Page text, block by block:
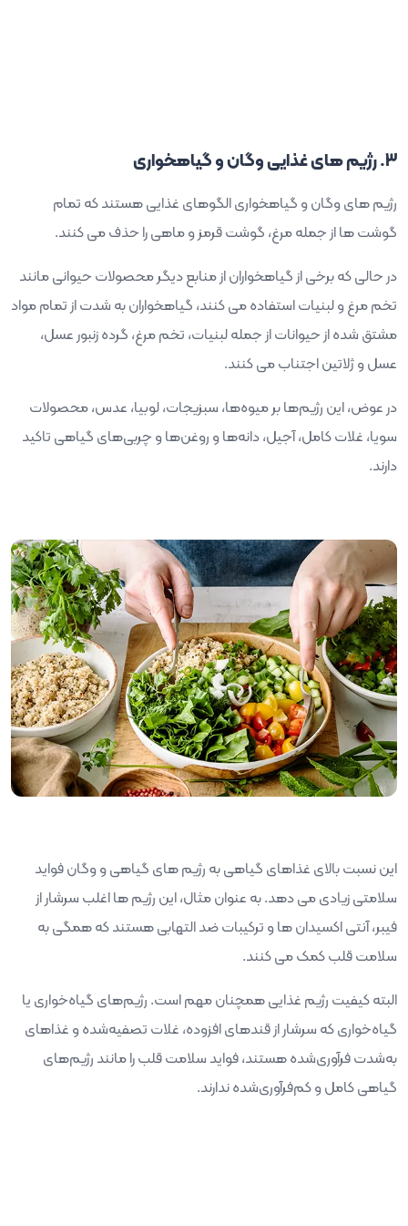
3. رژیم های غذایی وگان و گیاهخواری
رژیم های وگان و گیاهخواری الگوهای غذایی هستند که تمام
گوشت ها از جمله مرغ، گوشت قرمز و ماهی را حذف می کنند.
در حالی که برخی از گیاهخواران از منابع دیگر محصولات حیوانی مانند
تخم مرغ و لبنیات استفاده می کنند، گیاهخواران به شدت از تمام مواد
مشتق شده از حیوانات از جمله لبنیات، تخم مرغ، گرده زنبور عسل،
عسل و ژلاتین اجتناب می کنند.
در عوض، این رژیم‌ها بر میوه‌ها، سبزیجات، لوبیا، عدس، محصولات
سویا، غلات کامل، آجیل، دانه‌ها و روغن‌ها و چربی‌های گیاهی تاکید
دارند.
این نسبت بالای غذاهای گیاهی به رژیم های گیاهی و وگان فواید
سلامتی زیادی می دهد. به عنوان مثال، این رژیم ها اغلب سرشار از
فیبر، آنتی اکسیدان ها و ترکیبات ضد التهابی هستند که همگی به
سلامت قلب کمک می کنند.
البته کیفیت رژیم غذایی همچنان مهم است. رژیم‌های گیاه‌خواری یا
گیاه‌خواری که سرشار از قندهای افزوده، غلات تصفیه‌شده و غذاهای
به‌شدت فرآوری‌شده هستند، فواید سلامت قلب را مانند رژیم‌های
گیاهی کامل و کم‌فرآوری‌شده ندارند.